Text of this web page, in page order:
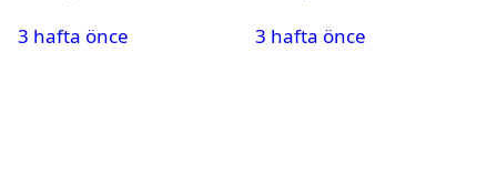
3 hafta önce
3 hafta önce